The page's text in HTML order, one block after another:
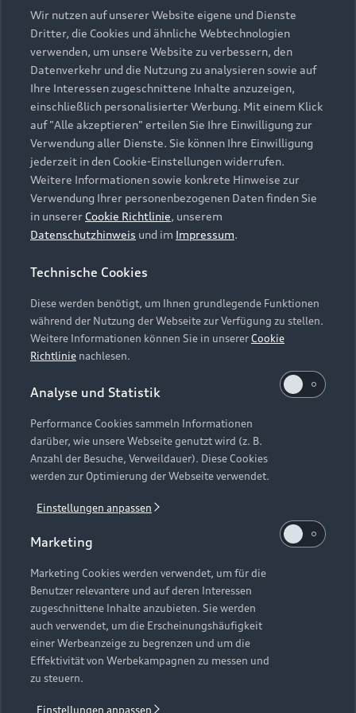
QTS
EDI Belieferung
e-Sign
EDI Finanz
Zurück nach oben
Alle Modelle
Plug-in-Hybride
Kaufen & leasen
Neuwagensuche
Gebrauchtwagensuche
Gebrauchtwagen
Finanzierung
Aktionen & Angebote
Geschäftskunden
Audi Services
Support
Kundenservice
Händlersuche
Audi Code
Häufige Fragen (FAQ)
Audi Online Beratung
Online-Terminvereinbarung
Servicekontakt
Über Audi
Investor Relations
Presse & Media Center
Datenschutz
Audi erleben
© 2026 AUDI AG. Alle Rechte vorbehalten
Impressum Rechtliches
Hinweisgebersystem
Datenschutzinformation
Cookie-Einstellungen
Cookie-Richtlinie
Wir nutzen auf unserer Website eigene und Dienste
Dritter, die Cookies und ähnliche Webtechnologien
verwenden, um unsere Website zu verbessern, den
Datenverkehr und die Nutzung zu analysieren sowie auf
Ihre Interessen zugeschnittene Inhalte anzuzeigen,
einschließlich personalisierter Werbung. Mit einem Klick
auf "Alle akzeptieren" erteilen Sie Ihre Einwilligung zur
Verwendung aller Dienste. Sie können Ihre Einwilligung
jederzeit in den Cookie-Einstellungen widerrufen.
Weitere Informationen sowie konkrete Hinweise zur
Verwendung Ihrer personenbezogenen Daten finden Sie
in unserer Cookie Richtlinie, unserem
Datenschutzhinweis und im Impressum.
Technische Cookies
Diese werden benötigt, um Ihnen grundlegende Funktionen
während der Nutzung der Webseite zur Verfügung zu stellen.
Weitere Informationen können Sie in unsererCookie
Richtlinie nachlesen.
Analyse und Statistik
Performance Cookies sammeln Informationen
darüber, wie unsere Webseite genutzt wird (z. B.
Anzahl der Besuche, Verweildauer). Diese Cookies
werden zur Optimierung der Webseite verwendet.
Einstellungen anpassen
Marketing
Marketing Cookies werden verwendet, um für die
Benutzer relevantere und auf deren Interessen
zugeschnittene Inhalte anzubieten. Sie werden
auch verwendet, um die Erscheinungshäufigkeit
einer Werbeanzeige zu begrenzen und um die
Effektivität von Werbekampagnen zu messen und
zu steuern.
Einstellungen anpassen